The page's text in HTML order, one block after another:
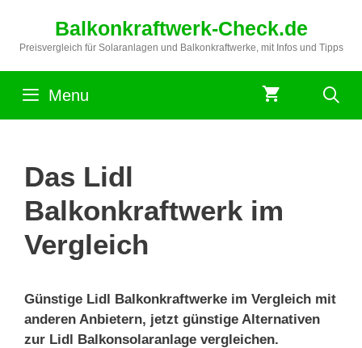
springen
Balkonkraftwerk-Check.de
Preisvergleich für Solaranlagen und Balkonkraftwerke, mit Infos und Tipps
Menu
Das Lidl
Balkonkraftwerk im
Vergleich
Günstige Lidl Balkonkraftwerke im Vergleich mit
anderen Anbietern, jetzt günstige Alternativen
zur Lidl Balkonsolaranlage vergleichen.